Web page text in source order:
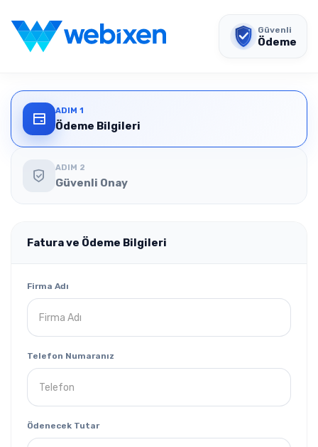
Güvenli
Ödeme
ADIM 1
Ödeme Bilgileri
ADIM 2
Güvenli Onay
Fatura ve Ödeme Bilgileri
Firma Adı
Telefon Numaranız
Ödenecek Tutar